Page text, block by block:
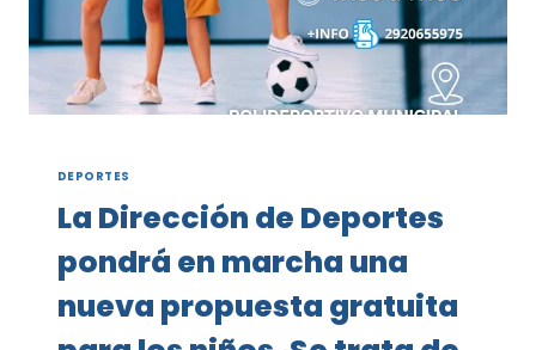
DEPORTES
La Dirección de Deportes
pondrá en marcha una
nueva propuesta gratuita